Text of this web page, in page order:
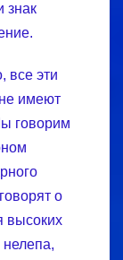
знак
все эти
имеют
говорим
о
высоких